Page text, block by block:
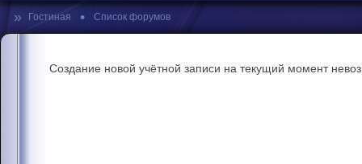
» Гостиная • Список форумов
Создание новой учётной записи на текущий момент